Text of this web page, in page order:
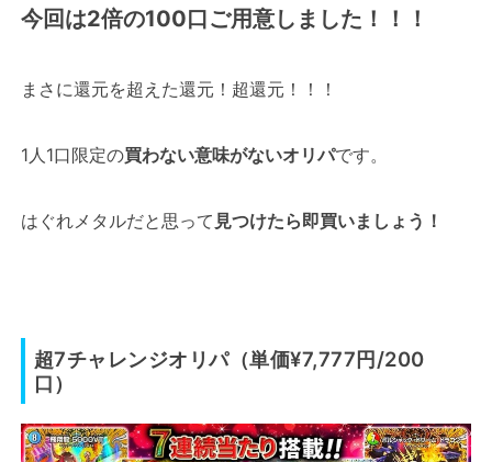
今回は2倍の100口ご用意しました！！！
まさに還元を超えた還元！超還元！！！
1人1口限定の買わない意味がないオリパです。
はぐれメタルだと思って 見つけたら即買いましょう！
超7チャレンジオリパ（単価¥7,777円/200
口）